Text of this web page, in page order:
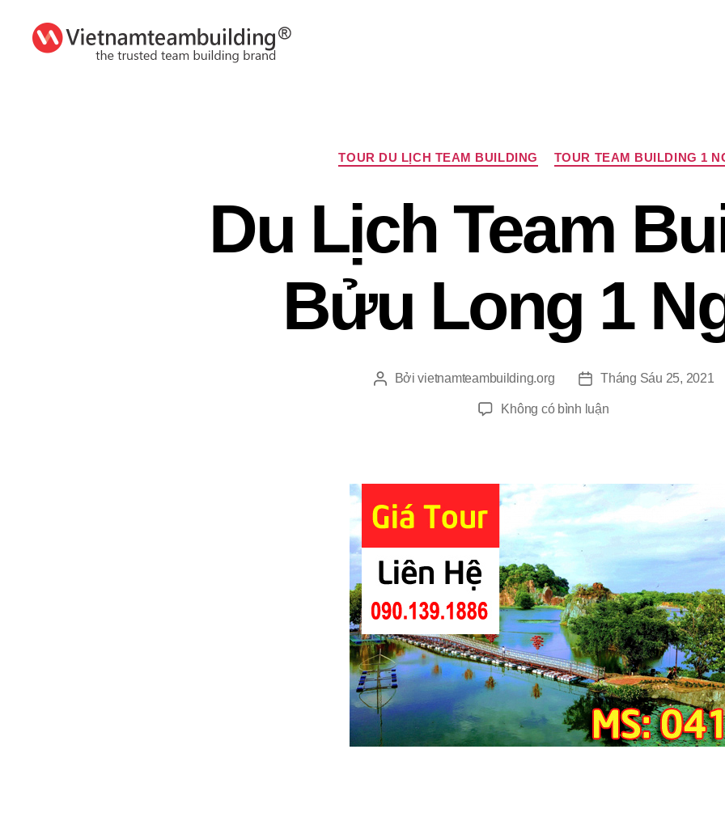
Chuyên
mục
TOUR DU LỊCH TEAM BUILDING TOUR TEAM BUILDING 1
Du Lịch Team
Bửu Long 1
TácBởivietnamteambuilding.org
NgàyTháng Sáu 25, 2021
Không có bình luậnở
Building
Bửu
Long